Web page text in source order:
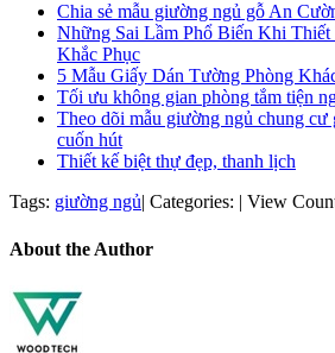
Chia sẻ mẫu giường ngủ gỗ An
Những Sai Lầm Phổ Biến Khi
Khắc Phục
5 Mẫu Giấy Dán Tường Phòng
Tối ưu không gian phòng tắm tiện
Theo dõi mẫu giường ngủ chung cư
cuốn hút
Thiết kế biệt thự đẹp, thanh lịch
Tags: giường ngủ| Categories: | View
About the Author